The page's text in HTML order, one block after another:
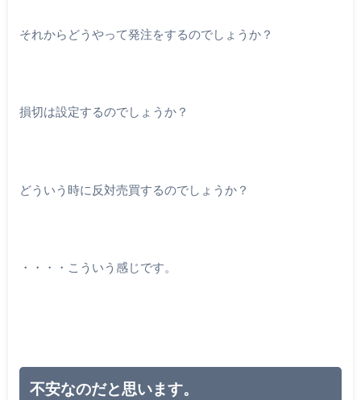
それからどうやって発注をするのでしょうか？
損切は設定するのでしょうか？
どういう時に反対売買するのでしょうか？
・・・・こういう感じです。
不安なのだと思います。